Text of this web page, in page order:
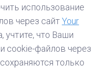
использование
через сайтYour
учтите, что Ваши
cookie-файлов через
только